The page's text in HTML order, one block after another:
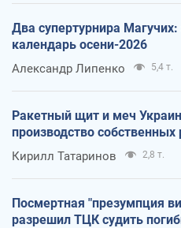
Два супертурнира Магучих:
календарь осени-2026
Александр Липенко 5,4 т.
Ракетный щит и меч
производство собственных
Кирилл Татаринов 2,8 т.
Посмертная "презумпция
разрешил ТЦК судить